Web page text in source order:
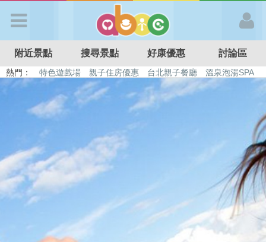
APP登入
首 頁
搜尋景點
好康優惠
附近景點 搜尋景點 好康優惠 討論區
熱門： 特色遊戲場 親子住房優惠 台北親子餐廳
溫泉泡湯SPA
溜滑梯民宿
觀光工廠 日本親子景點